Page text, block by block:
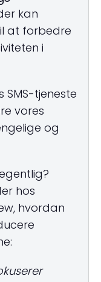
kan
at forbedre
i
SMS-tjeneste
vores
og
hos
hvordan